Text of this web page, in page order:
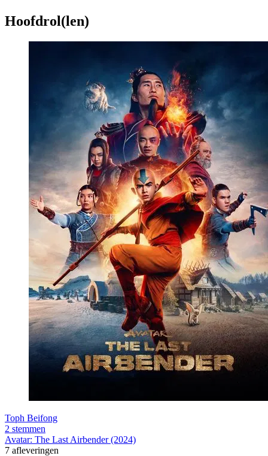
Hoofdrol(len)
Toph Beifong
2 stemmen
Avatar: The Last Airbender (2024)
7 afleveringen